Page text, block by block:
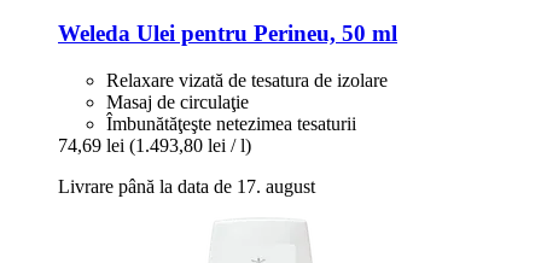
Weleda Ulei pentru Perineu, 50 ml
Relaxare vizată de tesatura de izolare
Masaj de circulaţie
Îmbunătăţeşte netezimea tesaturii
74,69 lei (1.493,80 lei / l)
Livrare până la data de 17. august